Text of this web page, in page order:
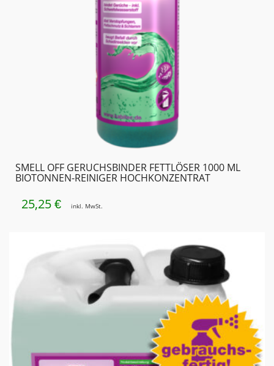
SMELL OFF GERUCHSBINDER FETTLÖSER 1000 ML
BIOTONNEN-REINIGER HOCHKONZENTRAT
25,25 € inkl. MwSt.